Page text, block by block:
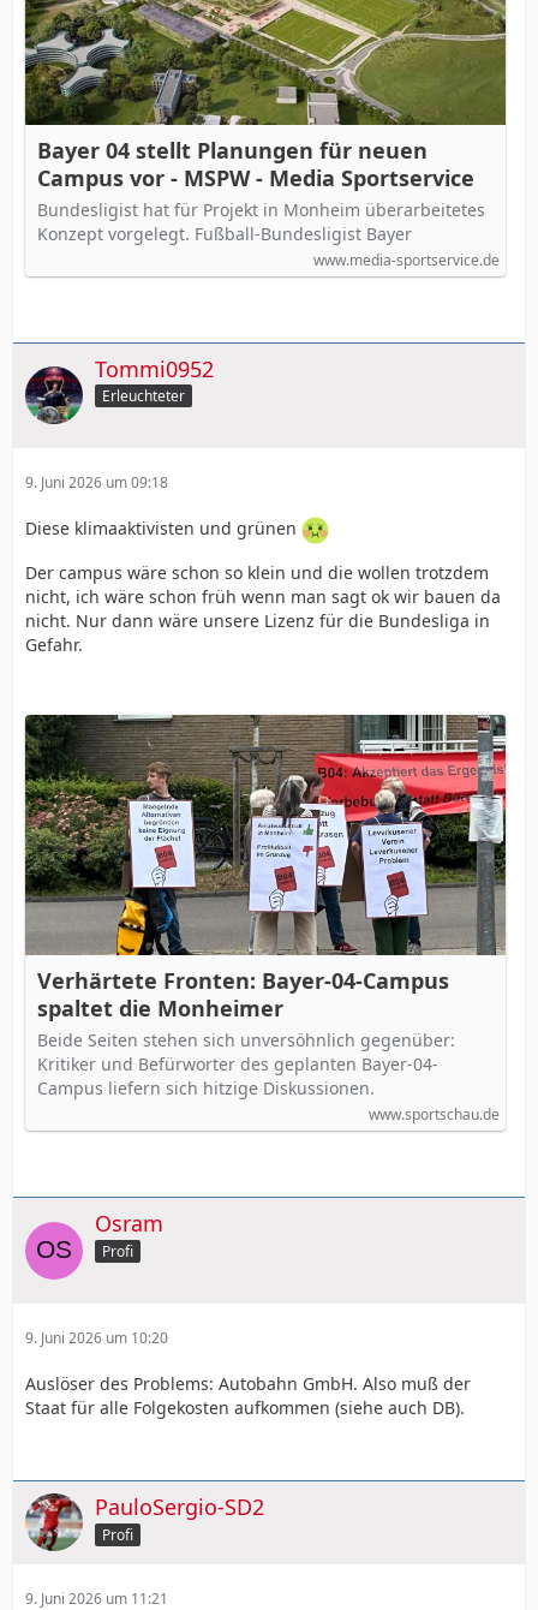
Bayer 04 stellt Planungen für neuen
Campus vor - MSPW - Media Sportservice
Bundesligist hat für Projekt in Monheim überarbeitetes
Konzept vorgelegt. Fußball-Bundesligist Bayer
www.media-sportservice.de
Tommi0952
Erleuchteter
9. Juni 2026 um 09:18
Diese klimaaktivisten und grünen
Der campus wäre schon so klein und die wollen trotzdem
nicht, ich wäre schon früh wenn man sagt ok wir bauen da
nicht. Nur dann wäre unsere Lizenz für die Bundesliga in
Gefahr.
Verhärtete Fronten: Bayer-04-Campus
spaltet die Monheimer
Beide Seiten stehen sich unversöhnlich gegenüber:
Kritiker und Befürworter des geplanten Bayer-04-
Campus liefern sich hitzige Diskussionen.
www.sportschau.de
Osram
Profi
9. Juni 2026 um 10:20
Auslöser des Problems: Autobahn GmbH. Also muß der
Staat für alle Folgekosten aufkommen (siehe auch DB).
PauloSergio-SD2
Profi
9. Juni 2026 um 11:21